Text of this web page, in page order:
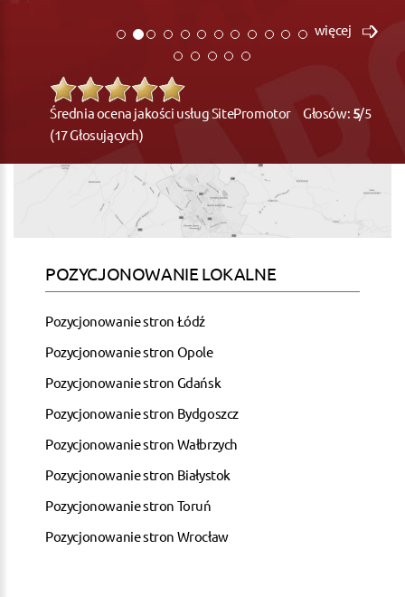
więcej
Średnia ocena jakości usług SitePromotor Głosów: 5/5
(17 Głosujących)
POZYCJONOWANIE LOKALNE
Pozycjonowanie stron Łódź
Pozycjonowanie stron Opole
Pozycjonowanie stron Gdańsk
Pozycjonowanie stron Bydgoszcz
Pozycjonowanie stron Wałbrzych
Pozycjonowanie stron Białystok
Pozycjonowanie stron Toruń
Pozycjonowanie stron Wrocław